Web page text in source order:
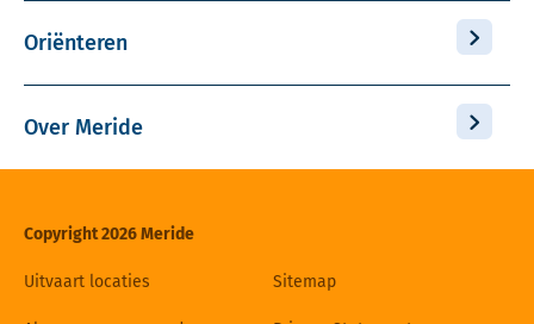
Oriënteren
Over Meride
Copyright 2026 Meride
Uitvaart locaties Sitemap